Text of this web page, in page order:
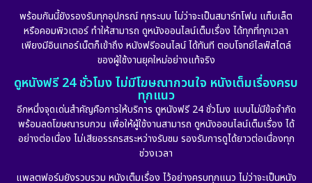
พร้อมกันนี้ยังรองรับทุกอุปกรณ์ ทุกระบบ ไม่ว่าจะเป็นสมาร์ทโฟน แท็บเล็ต
หรือคอมพิวเตอร์ ทำให้สามารถ ดูหนังออนไลน์เต็มเรื่อง ได้ทุกที่ทุกเวลา
เพียงมีอินเทอร์เน็ตก็เข้าถึง หนังฟรีออนไลน์ ได้ทันที ตอบโจทย์ไลฟ์สไตล์
ของผู้ใช้งานยุคใหม่อย่างแท้จริง
ดูหนังฟรี 24 ชั่วโมง ไม่มีโฆษณากวนใจ หนังเต็มเรื่องครบ
ทุกแนว
อีกหนึ่งจุดเด่นสำคัญคือการให้บริการ ดูหนังฟรี 24 ชั่วโมง แบบไม่มีข้อจำกัด
พร้อมลดโฆษณารบกวน เพื่อให้ผู้ใช้งานสามารถ ดูหนังออนไลน์เต็มเรื่อง ได้
อย่างต่อเนื่อง ไม่เสียอรรถรสระหว่างรับชม รองรับการดูได้ยาวต่อเนื่องทุก
ช่วงเวลา
แพลตฟอร์มยังรวบรวม หนังเต็มเรื่อง ไว้อย่างครบทุกแนว ไม่ว่าจะเป็นหนัง